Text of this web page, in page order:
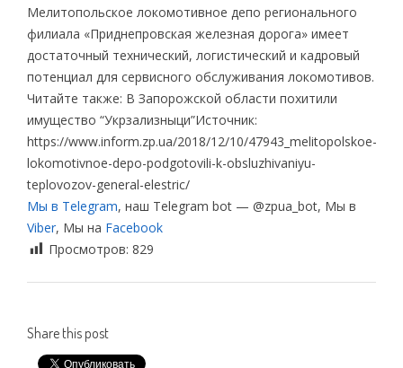
Мелитопольское локомотивное депо регионального
филиала «Приднепровская железная дорога» имеет
достаточный технический, логистический и кадровый
потенциал для сервисного обслуживания локомотивов.
Читайте также: В Запорожской области похитили
имущество “Укрзализныци”Источник:
https://www.inform.zp.ua/2018/12/10/47943_melitopolskoe-
lokomotivnoe-depo-podgotovili-k-obsluzhivaniyu-
teplovozov-general-elestric/
Мы в Telegram, наш Telegram bot — @zpua_bot, Мы в
Viber, Мы на Facebook
Просмотров: 829
Share this post